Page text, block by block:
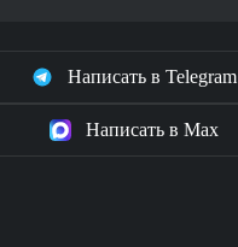
Написать в Telegram
Написать в Max